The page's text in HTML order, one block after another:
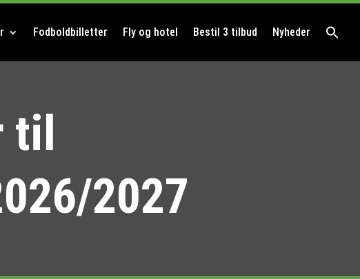
Fodboldbilletter Fly og hotel Bestil 3 tilbud Nyheder
2027